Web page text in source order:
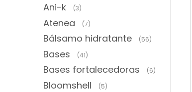
Ani-k (3)
Atenea (7)
Bálsamo hidratante (56)
Bases (41)
Bases fortalecedoras (6)
Bloomshell (5)